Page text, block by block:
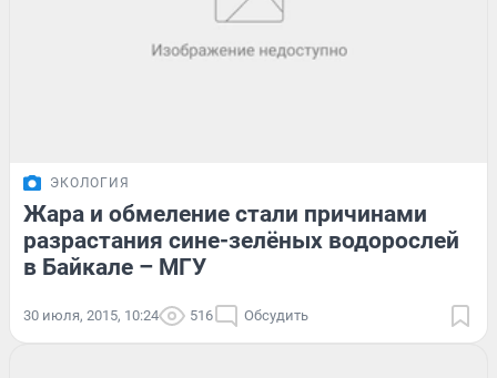
ЭКОЛОГИЯ
Жара и обмеление стали причинами
разрастания сине-зелёных водорослей
в Байкале – МГУ
30 июля, 2015, 10:24 516 Обсудить